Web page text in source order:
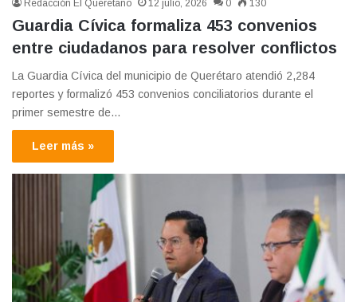
Redacción El Queretano 12 julio, 2026 0 130
Guardia Cívica formaliza 453 convenios
entre ciudadanos para resolver conflictos
La Guardia Cívica del municipio de Querétaro atendió 2,284
reportes y formalizó 453 convenios conciliatorios durante el
primer semestre de…
Leer más »